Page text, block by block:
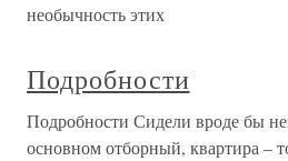
необычность этих
Подробности
Подробности Сидели вроде бы
основном отборный, квартира –